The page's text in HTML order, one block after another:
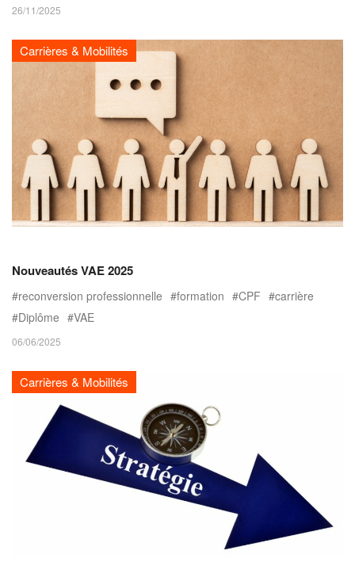
26/11/2025
Carrières & Mobilités
Nouveautés VAE 2025
reconversion professionnelle formation CPF
carrière
Diplôme
VAE
06/06/2025
Carrières & Mobilités